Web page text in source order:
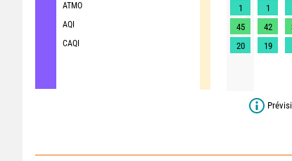
ATMO
AQI
CAQI
1 1
45
42
20
19